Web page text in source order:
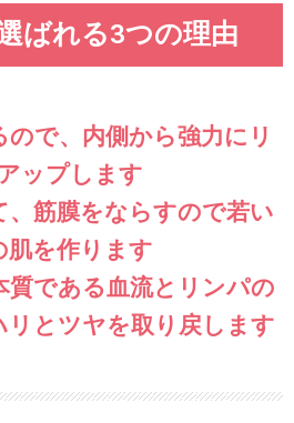
ばれる3つの理由
で、内側から強力にリ
ップします
筋膜をならすので若い
肌を作ります
である血流とリンパの
リとツヤを取り戻します